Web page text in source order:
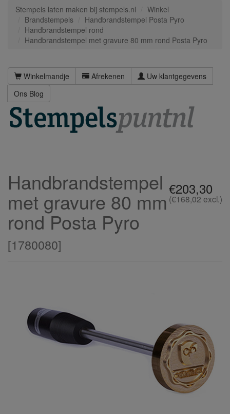
Stempels laten maken bij stempels.nl
Winkel
Brandstempels
Handbrandstempel Posta Pyro
Handbrandstempel rond
Handbrandstempel met gravure 80 mm rond Posta Pyro
Winkelmandje Afrekenen
Uw klantgegevens
Ons Blog
€203,30
(€168,02 excl.)
Handbrandstempel
met gravure 80 mm
rond Posta Pyro
[1780080]